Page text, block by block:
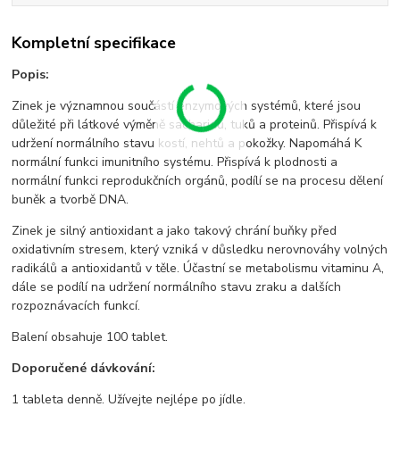
Kompletní specifikace
Popis:
Zinek je významnou součástí enzymových systémů, které jsou
důležité při látkové výměně sacharidů, tuků a proteinů. Přispívá k
udržení normálního stavu kostí, nehtů a pokožky. Napomáhá K
normální funkci imunitního systému. Přispívá k plodnosti a
normální funkci reprodukčních orgánů, podílí se na procesu dělení
buněk a tvorbě DNA.
Zinek je silný antioxidant a jako takový chrání buňky před
oxidativním stresem, který vzniká v důsledku nerovnováhy volných
radikálů a antioxidantů v těle. Účastní se metabolismu vitaminu A,
dále se podílí na udržení normálního stavu zraku a dalších
rozpoznávacích funkcí.
Balení obsahuje 100 tablet.
Doporučené dávkování:
1 tableta denně. Užívejte nejlépe po jídle.